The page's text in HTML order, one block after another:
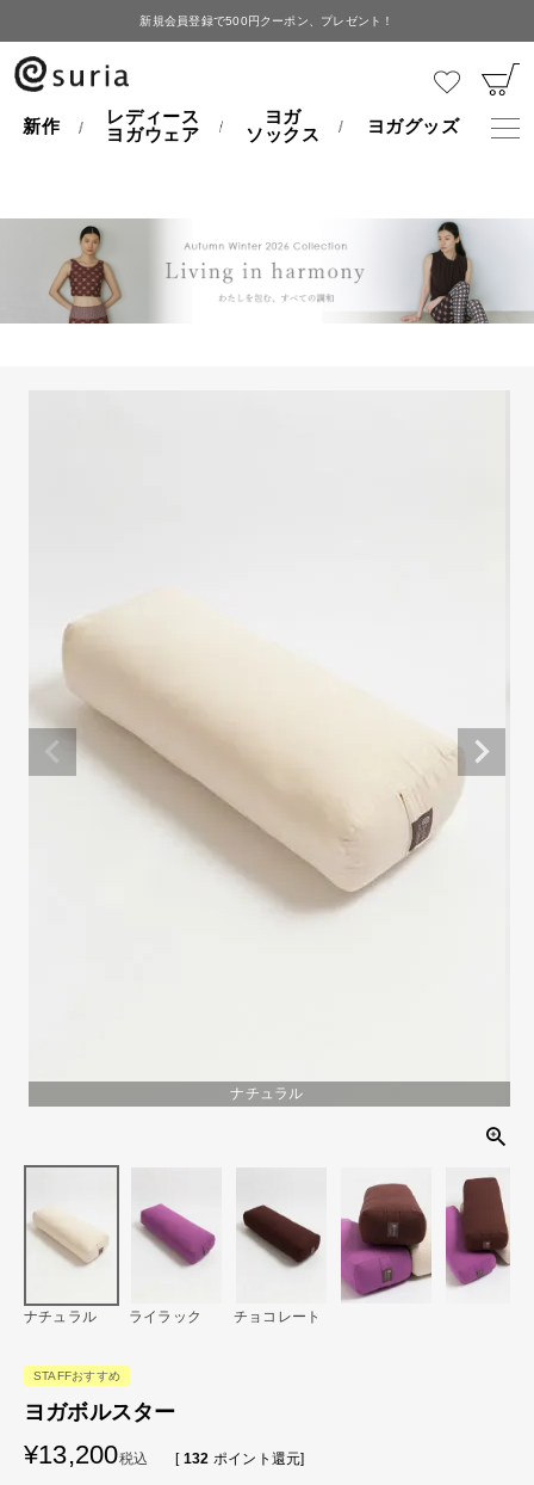
新規会員登録で500円クーポン、プレゼント！
新作
レディース
ヨガウェア
ヨガ
ソックス
ヨガグッズ
ナチュラル
ナチュラル ライラック チョコレート
STAFFおすすめ
ヨガボルスター
¥13,200税込 [ 132 ポイント還元]